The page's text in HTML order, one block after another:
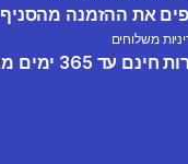
את ההזמנה מהסניף
משלוחים
ימים ממועד הרכישה